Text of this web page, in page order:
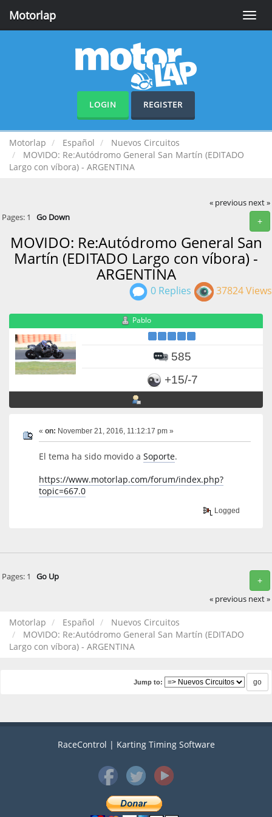
Toggle
Motorlap
LOGIN REGISTER
Motorlap Español
Nuevos Circuitos
MOVIDO: Re:Autódromo General San Martín (EDITADO
Largo con víbora) - ARGENTINA
« previous next »
+
Pages: 1 Go Down
MOVIDO: Re:Autódromo General San
Martín (EDITADO Largo con víbora) -
ARGENTINA
0 Replies 37824 Views
Pablo
585
+15/-7
« on: November 21, 2016, 11:12:17 pm »
El tema ha sido movido a Soporte.
https://www.motorlap.com/forum/index.php?
topic=667.0
Logged
+
Pages: 1 Go Up
« previous next »
Motorlap Español
Nuevos Circuitos
MOVIDO: Re:Autódromo General San Martín (EDITADO
Largo con víbora) - ARGENTINA
Jump to:
RaceControl | Karting Timing Software